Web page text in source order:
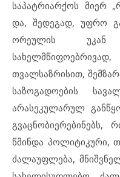
საპატრიარქოს მიერ
და, შედეგად, უფრო
ორეულის უკან
თვალსაზრისით,
საზოგადოების
არასეკულარულ
წმინდა პოლიტიკური,
ძალაუფლება,